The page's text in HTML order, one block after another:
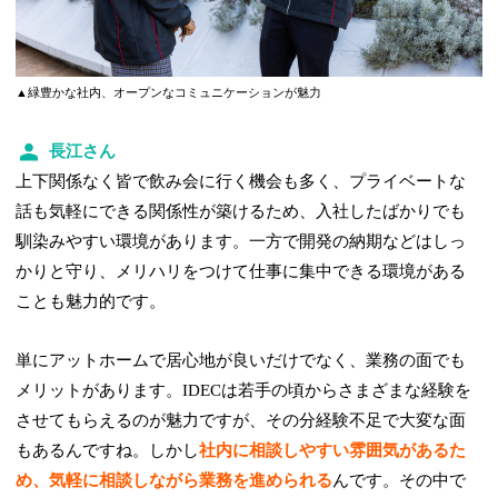
▲緑豊かな社内、オープンなコミュニケーションが魅力
長江さん
上下関係なく皆で飲み会に行く機会も多く、プライベートな
話も気軽にできる関係性が築けるため、入社したばかりでも
馴染みやすい環境があります。一方で開発の納期などはしっ
かりと守り、メリハリをつけて仕事に集中できる環境がある
ことも魅力的です。
単にアットホームで居心地が良いだけでなく、業務の面でも
メリットがあります。IDECは若手の頃からさまざまな経験を
させてもらえるのが魅力ですが、その分経験不足で大変な面
もあるんですね。しかし社内に相談しやすい雰囲気があるた
め、気軽に相談しながら業務を進められるんです。その中で